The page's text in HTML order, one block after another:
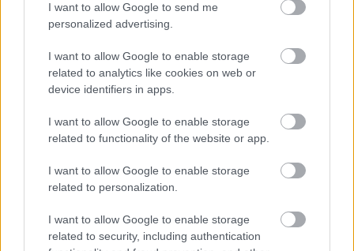
I want to allow Google to send me
personalized advertising.
I want to allow Google to enable storage
related to analytics like cookies on web or
device identifiers in apps.
I want to allow Google to enable storage
related to functionality of the website or app.
I want to allow Google to enable storage
related to personalization.
I want to allow Google to enable storage
related to security, including authentication
24/06/2026